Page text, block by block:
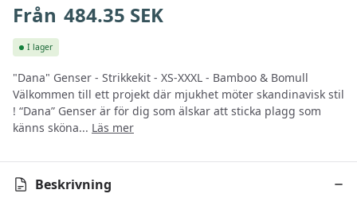
Från 484.35 SEK
I lager
"Dana" Genser - Strikkekit - XS-XXXL - Bamboo & Bomull
Välkommen till ett projekt där mjukhet möter skandinavisk stil
! “Dana” Genser är för dig som älskar att sticka plagg som
känns sköna... Läs mer
Beskrivning